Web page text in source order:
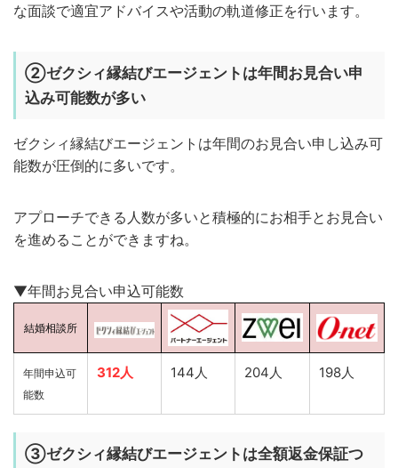
な面談で適宜アドバイスや活動の軌道修正を行います。
②ゼクシィ縁結びエージェントは年間お見合い申
込み可能数が多い
ゼクシィ縁結びエージェントは年間のお見合い申し込み可
能数が圧倒的に多いです。
アプローチできる人数が多いと積極的にお相手とお見合い
を進めることができますね。
▼年間お見合い申込可能数
結婚相談所
年間申込可
能数
312人 144人 204人 198人
③ゼクシィ縁結びエージェントは全額返金保証つ